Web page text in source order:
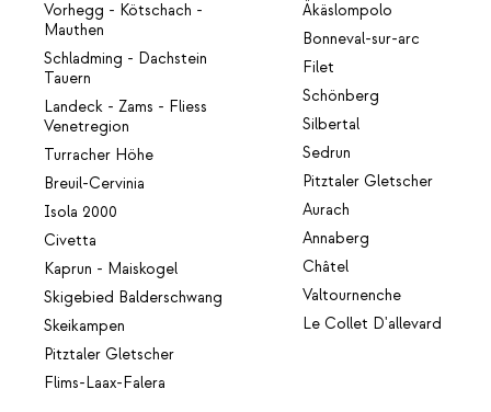
Vorhegg - Kötschach -
Mauthen
Schladming - Dachstein
Tauern
Landeck - Zams - Fliess
Venetregion
Turracher Höhe
Breuil-Cervinia
Isola 2000
Civetta
Kaprun - Maiskogel
Skigebied Balderschwang
Skeikampen
Pitztaler Gletscher
Flims-Laax-Falera
Äkäslompolo
Bonneval-sur-arc
Filet
Schönberg
Silbertal
Sedrun
Pitztaler Gletscher
Aurach
Annaberg
Châtel
Valtournenche
Le Collet D'allevard